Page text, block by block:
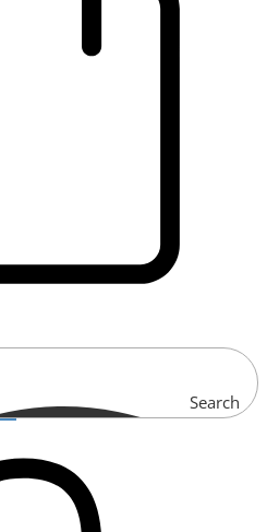
Search